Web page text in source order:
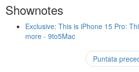
Shownotes
Exclusive: This is iPhone 15 Pro:
more - 9to5Mac
Puntata